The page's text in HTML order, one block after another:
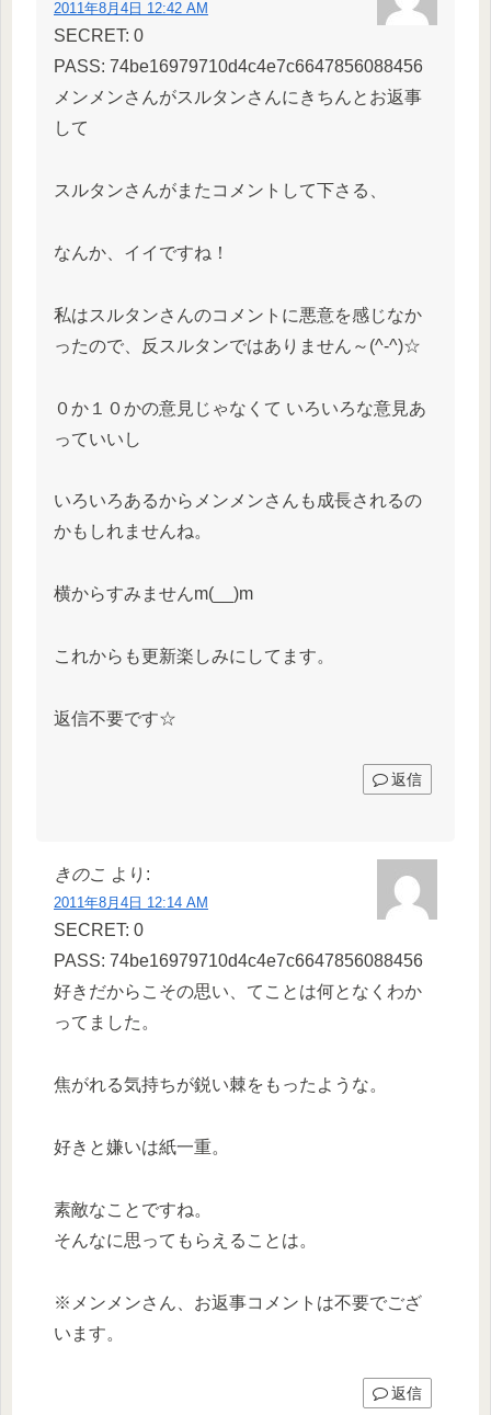
2011年8月4日 12:42 AM
SECRET: 0
PASS: 74be16979710d4c4e7c6647856088456
メンメンさんがスルタンさんにきちんとお返事
して
スルタンさんがまたコメントして下さる、
なんか、イイですね！
私はスルタンさんのコメントに悪意を感じなか
ったので、反スルタンではありません～(^-^)☆
０か１０かの意見じゃなくて いろいろな意見あ
っていいし
いろいろあるからメンメンさんも成長されるの
かもしれませんね。
横からすみませんm(__)m
これからも更新楽しみにしてます。
返信不要です☆
返信
きのこ より:
2011年8月4日 12:14 AM
SECRET: 0
PASS: 74be16979710d4c4e7c6647856088456
好きだからこその思い、てことは何となくわか
ってました。
焦がれる気持ちが鋭い棘をもったような。
好きと嫌いは紙一重。
素敵なことですね。
そんなに思ってもらえることは。
※メンメンさん、お返事コメントは不要でござ
います。
返信